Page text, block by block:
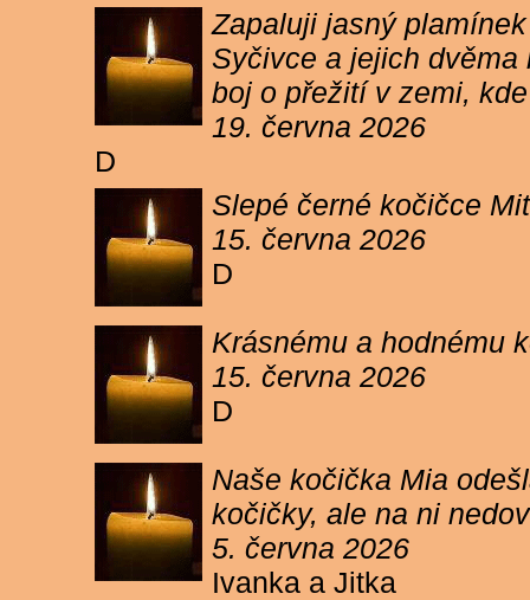
Zapaluji jasný
Syčivce a jejich
boj o přežití v zemi,
19. června 2026
D
Slepé černé kočičce
15. června 2026
D
Krásnému a hodnému
15. června 2026
D
Naše kočička Mia
kočičky, ale na ni
5. června 2026
Ivanka a Jitka